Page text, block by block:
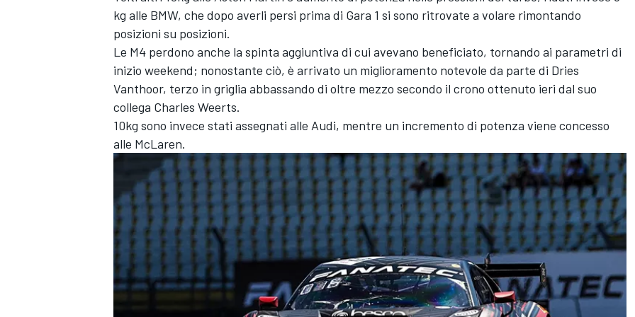
kg alle BMW, che dopo averli persi prima di Gara 1 si sono ritrovate a volare rimontando
posizioni su posizioni.
Le M4 perdono anche la spinta aggiuntiva di cui avevano beneficiato, tornando ai parametri di
inizio weekend; nonostante ciò, è arrivato un miglioramento notevole da parte di Dries
Vanthoor, terzo in griglia abbassando di oltre mezzo secondo il crono ottenuto ieri dal suo
collega Charles Weerts.
10kg sono invece stati assegnati alle Audi, mentre un incremento di potenza viene concesso
alle McLaren.